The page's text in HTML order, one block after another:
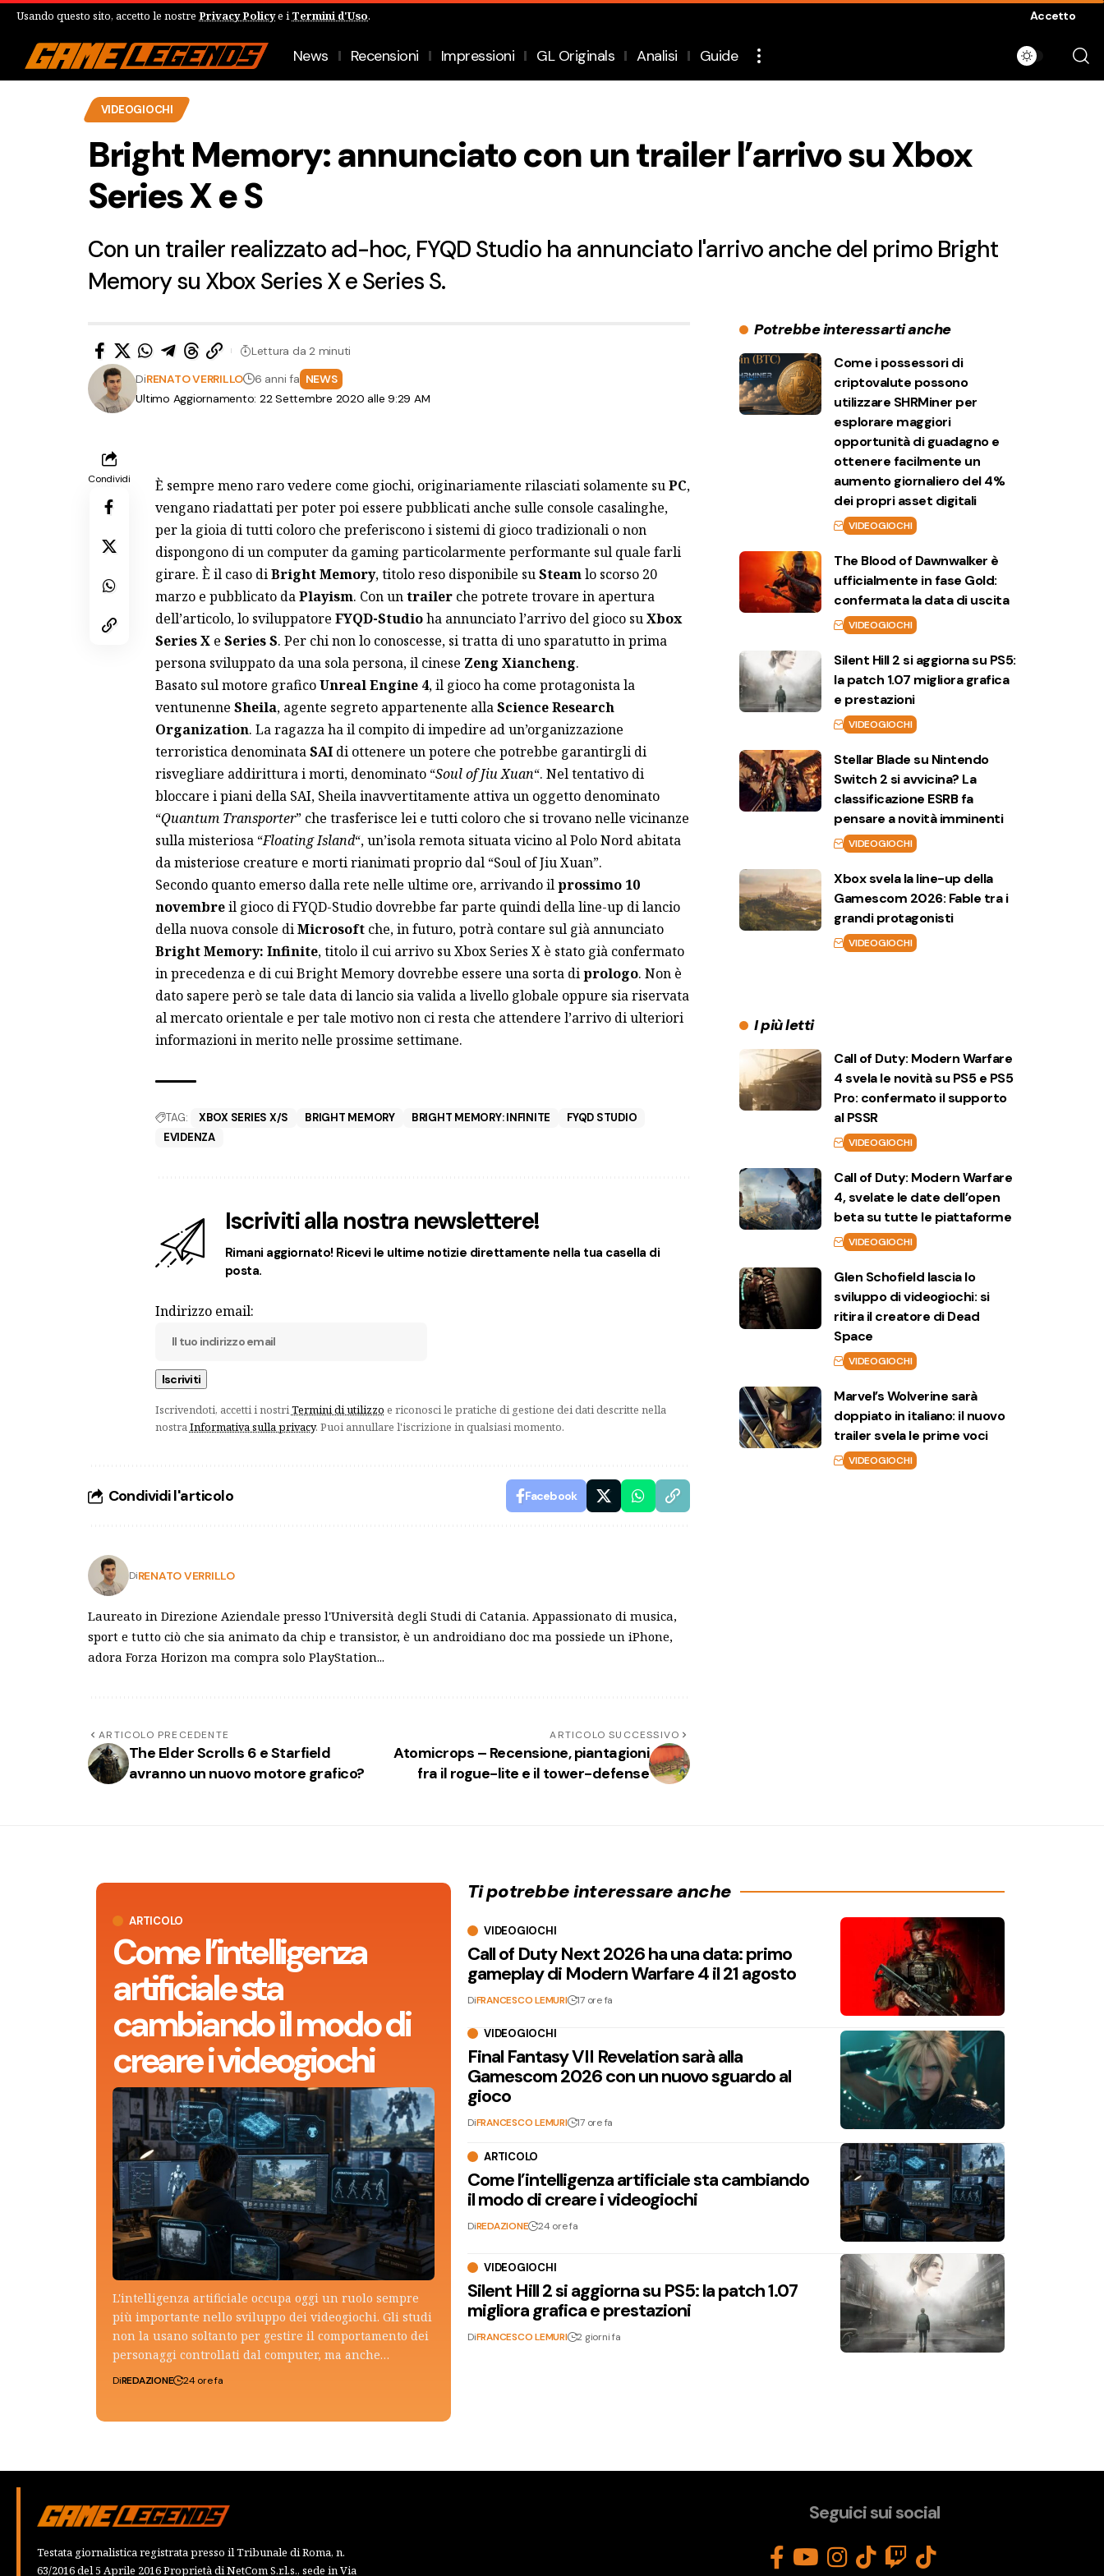
Usando questo sito, accetto le nostre Privacy Policye i Termini d'Uso. Accetto
News Recensioni Impressioni GL Originals Analisi Guide
VIDEOGIOCHI
Bright Memory: annunciato con un trailer l’arrivo su Xbox
Series X e S
Con un trailer realizzato ad-hoc, FYQD Studio ha annunciato l'arrivo anche del primo Bright
Memory su Xbox Series X e Series S.
Ultimo Aggiornamento: 22 Settembre 2020 alle 9:29 AM
DiRENATO VERRILLO 6 anni fa NEWS
Lettura da 2 minuti
Condividi È sempre meno raro vedere come giochi, originariamente rilasciati solamente suPC,
vengano riadattati per poter poi essere pubblicati anche sulle console casalinghe,
per la gioia di tutti coloro che preferiscono i sistemi di gioco tradizionali o non
dispongono di un computer da gaming particolarmente performante sul quale farli
girare. È il caso diBright Memory, titolo reso disponibile suSteamlo scorso 20
marzo e pubblicato daPlayism. Con untrailerche potrete trovare in apertura
dell’articolo, lo sviluppatore FYQD-Studioha annunciato l’arrivo del gioco suXbox
Series Xe Series S. Per chi non lo conoscesse, si tratta di uno sparatutto in prima
persona sviluppato da una sola persona, il cinese Zeng Xiancheng.
Basato sul motore graficoUnreal Engine 4, il gioco ha come protagonista la
ventunenne Sheila, agente segreto appartenente allaScience Research
Organization. La ragazza ha il compito di impedire ad un’organizzazione
terroristica denominataSAIdi ottenere un potere che potrebbe garantirgli di
risvegliare addirittura i morti, denominato “Soul of Jiu Xuan“. Nel tentativo di
bloccare i piani della SAI, Sheila inavvertitamente attiva un oggetto denominato
“Quantum Transporter” che trasferisce lei e tutti coloro che si trovano nelle vicinanze
sulla misteriosa “Floating Island“, un’isola remota situata vicino al Polo Nord abitata
da misteriose creature e morti rianimati proprio dal “Soul of Jiu Xuan”.
Secondo quanto emerso dalla rete nelle ultime ore, arrivando ilprossimo 10
novembreil gioco di FYQD-Studio dovrebbe far parte quindi della line-up di lancio
della nuova console diMicrosoftche, in futuro, potrà contare sul già annunciato
Bright Memory: Infinite, titolo il cui arrivo su Xbox Series X è stato già confermato
in precedenza e di cui Bright Memory dovrebbe essere una sorta diprologo. Non è
dato sapere però se tale data di lancio sia valida a livello globale oppure sia riservata
al mercato orientale e per tale motivo non ci resta che attendere l’arrivo di ulteriori
informazioni in merito nelle prossime settimane.
TAG: XBOX SERIES X/S BRIGHT MEMORY BRIGHT MEMORY: INFINITE
FYQD STUDIO
EVIDENZA
Iscriviti alla nostra newslettere!
Rimani aggiornato! Ricevi le ultime notizie direttamente nella tua casella di
posta.
Indirizzo email:
Iscrivendoti, accetti i nostriTermini di utilizzo e riconosci le pratiche di gestione dei dati descritte nella
nostraInformativa sulla privacy. Puoi annullare l'iscrizione in qualsiasi momento.
Condividi l'articolo Facebook
DiRENATO VERRILLO
Laureato in Direzione Aziendale presso l'Università degli Studi di Catania. Appassionato di musica,
sport e tutto ciò che sia animato da chip e transistor, è un androidiano doc ma possiede un iPhone,
adora Forza Horizon ma compra solo PlayStation...
ARTICOLO PRECEDENTE
The Elder Scrolls 6 e Starfield
avranno un nuovo motore grafico?
ARTICOLO SUCCESSIVO
Atomicrops – Recensione, piantagioni
fra il rogue-lite e il tower-defense
Potrebbe interessarti anche
Come i possessori di
criptovalute possono
utilizzare SHRMiner per
esplorare maggiori
opportunità di guadagno e
ottenere facilmente un
aumento giornaliero del 4%
dei propri asset digitali
VIDEOGIOCHI
The Blood of Dawnwalker è
ufficialmente in fase Gold:
confermata la data di uscita
VIDEOGIOCHI
Silent Hill 2 si aggiorna su PS5:
la patch 1.07 migliora grafica
e prestazioni
VIDEOGIOCHI
Stellar Blade su Nintendo
Switch 2 si avvicina? La
classificazione ESRB fa
pensare a novità imminenti
VIDEOGIOCHI
Xbox svela la line-up della
Gamescom 2026: Fable tra i
grandi protagonisti
VIDEOGIOCHI
I più letti
Call of Duty: Modern Warfare
4 svela le novità su PS5 e PS5
Pro: confermato il supporto
al PSSR
VIDEOGIOCHI
Call of Duty: Modern Warfare
4, svelate le date dell’open
beta su tutte le piattaforme
VIDEOGIOCHI
Glen Schofield lascia lo
sviluppo di videogiochi: si
ritira il creatore di Dead
Space
VIDEOGIOCHI
Marvel’s Wolverine sarà
doppiato in italiano: il nuovo
trailer svela le prime voci
VIDEOGIOCHI
ARTICOLO
Come l’intelligenza
artificiale sta
cambiando il modo di
creare i videogiochi
L'intelligenza artificiale occupa oggi un ruolo sempre
più importante nello sviluppo dei videogiochi. Gli studi
non la usano soltanto per gestire il comportamento dei
personaggi controllati dal computer, ma anche…
DiREDAZIONE 24 ore fa
Ti potrebbe interessare anche
VIDEOGIOCHI
Call of Duty Next 2026 ha una data: primo
gameplay di Modern Warfare 4 il 21 agosto
DiFRANCESCO LEMURI 17 ore fa
VIDEOGIOCHI
Final Fantasy VII Revelation sarà alla
Gamescom 2026 con un nuovo sguardo al
gioco
DiFRANCESCO LEMURI 17 ore fa
ARTICOLO
Come l’intelligenza artificiale sta cambiando
il modo di creare i videogiochi
DiREDAZIONE 24 ore fa
VIDEOGIOCHI
Silent Hill 2 si aggiorna su PS5: la patch 1.07
migliora grafica e prestazioni
DiFRANCESCO LEMURI 2 giorni fa
Testata giornalistica registrata presso il Tribunale di Roma, n.
63/2016 del 5 Aprile 2016 Proprietà di NetCom S.r.l.s., sede in Via
Seguici sui social